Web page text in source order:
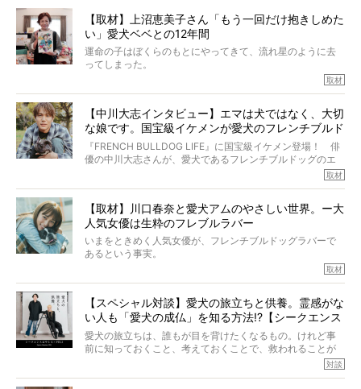
ところが、フレンチブルドッグの桃太郎は9歳で脳腫瘍を発
症し、なんと4年7ヶ月間も生き抜いたのです。旅立ったと
きの年齢は13歳と11ヶ月、レジェンド級のレジェンドでし
た。さらには、治療後3年間は一度も発作が起きなかったと
いいます。
この事実はフレンチブルドッグだけでなく、脳腫瘍と闘う
多くの犬たちに勇気と希望を与えるに違いありません。桃
太郎のオーナーである佐藤さんご夫婦に、治療の選択やケ
アについて詳しくお話しをうかがいました。
【取材】上沼恵美子さん「もう一回だけ抱きしめた
い」愛犬ベベとの12年間
運命の子はぼくらのもとにやってきて、流れ星のように去
ってしまった。
けれども、ぼくらはそのことについて考えたいし、泣き出
り添いたいと思う。
その悲しみをいますぐ解消することはできないが、話をき
いて、泣いたり笑ったりするのもいいだろう。
こんな子だった、こんなにいい子だった、ほんとうに愛し
ていたと。
ぼくらは上沼恵美子さんのご自宅へ伺って、お話をきこう
と思った。
取材
【中川大志インタビュー】エマは犬ではなく、大切
な娘です。国宝級イケメンが愛犬のフレンチブルド
ッグと一緒に登場
『FRENCH BULLDOG LIFE』に国宝級イケメン登場！ 俳
優の中川大志さんが、愛犬であるフレンチブルドッグのエ
マちゃん（2歳の女の子）にメロメロとの情報を聞きつけ、
中川さんを直撃。そのフレブル愛をたっぷり語っていただ
カエピソードが次から次へと飛び出しました。
取材
【取材】川口春奈と愛犬アムのやさしい世界。ー大
人気女優は生粋のフレブルラバー
いまをときめく人気女優が、フレンチブルドッグラバーで
あるという事実。
とりを目の当たりにするほどに、そのフレンチブルドッグ
愛がわたしたちのそれとまったく同じであることに、なん
だかうれしくなってしまったのでした。
春奈さんとアムちゃんのすてきな暮らしを、BUHI編集長の
小西がいつくしみながら、切り取らせていただきます。
取材
【スペシャル対談】愛犬の旅立ちと供養。霊感がな
い人も「愛犬の成仏」を知る方法!?【シークエンス
はやとも×PELI】
愛犬の旅立ちは、誰もが目を背けたくなるもの。けれど事
前に知っておくこと、考えておくことで、救われることが
対談